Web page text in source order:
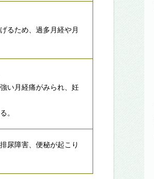
るため、過多月経や月
い月経痛がみられ、妊
。
尿障害、便秘が起こり